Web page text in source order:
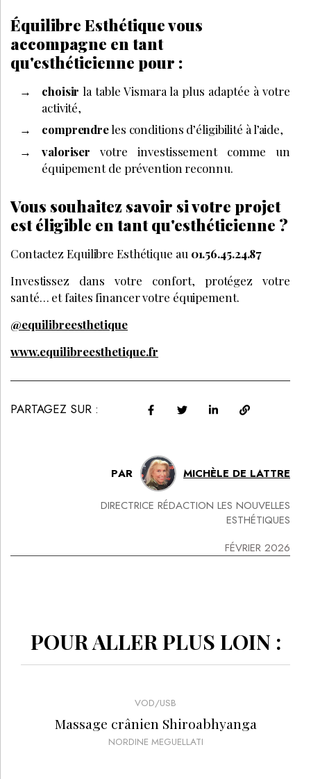
Équilibre Esthétique vous
accompagne en tant
qu'esthéticienne pour :
choisir la table Vismara la plus adaptée à votre
activité,
comprendreles conditions d’éligibilité à l’aide,
valoriser votre investissement comme un
équipement de prévention reconnu.
Vous souhaitez savoir si votre projet
est éligible en tant qu'esthéticienne ?
Contactez Equilibre Esthétique au 01.56.45.24.87
Investissez dans votre confort, protégez votre
santé… et faites financer votre équipement.
@equilibreesthetique
www.equilibreesthetique.fr
PARTAGEZ SUR :
PAR MICHÈLE DE LATTRE
DIRECTRICE RÉDACTION LES NOUVELLES
ESTHÉTIQUES
FÉVRIER 2026
POUR ALLER PLUS LOIN :
VOD/USB
Massage crânien Shiroabhyanga
NORDINE MEGUELLATI